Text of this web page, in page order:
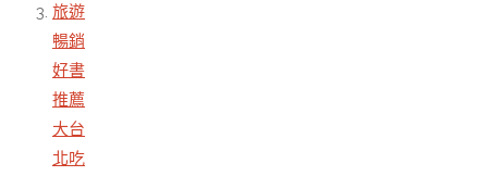
旅遊
暢銷
好書
推薦
大台
北吃